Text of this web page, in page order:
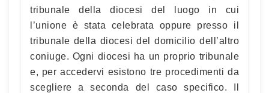
tribunale della diocesi del luogo in cui
l’unione è stata celebrata oppure presso il
tribunale della diocesi del domicilio dell’altro
coniuge. Ogni diocesi ha un proprio tribunale
e, per accedervi esistono tre procedimenti da
scegliere a seconda del caso specifico. Il